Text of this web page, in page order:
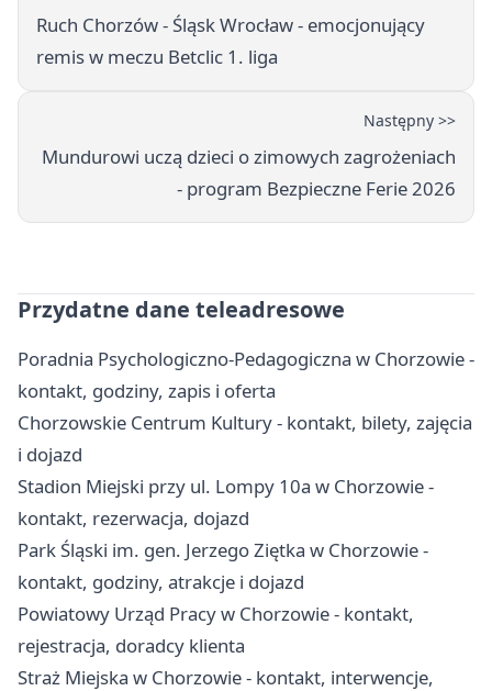
Ruch Chorzów - Śląsk Wrocław - emocjonujący
remis w meczu Betclic 1. liga
Następny >>
Mundurowi uczą dzieci o zimowych zagrożeniach
- program Bezpieczne Ferie 2026
Przydatne dane teleadresowe
Poradnia Psychologiczno-Pedagogiczna w Chorzowie -
kontakt, godziny, zapis i oferta
Chorzowskie Centrum Kultury - kontakt, bilety, zajęcia
i dojazd
Stadion Miejski przy ul. Lompy 10a w Chorzowie -
kontakt, rezerwacja, dojazd
Park Śląski im. gen. Jerzego Ziętka w Chorzowie -
kontakt, godziny, atrakcje i dojazd
Powiatowy Urząd Pracy w Chorzowie - kontakt,
rejestracja, doradcy klienta
Straż Miejska w Chorzowie - kontakt, interwencje,